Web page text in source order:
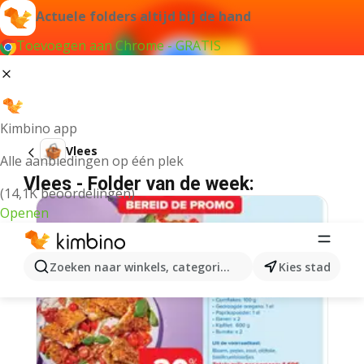
Actuele folders altijd bij de hand
Toevoegen aan Chrome - GRATIS
Kimbino app
Alle aanbiedingen op één plek
(14,1K beoordelingen)
Openen
Zoeken naar winkels, categorieën, producten...
Kies stad
Vlees
Vlees - Folder van de week: